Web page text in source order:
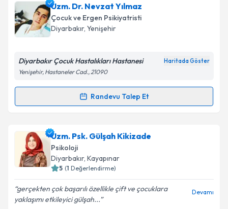
Uzm. Psk. Sadık Suniçin randevu takvimi talebi
oluşturun. Size bu uzmandan randevu almanız için bir
takvim hazırlandığında e-posta ile bilgilendireceğiz.
Kişisel verilerimin işlenmesine ilişkin
Metni'ni okudum ve kişisel verilerimin belirtilen
Takvim Talebini Gönder
Uzm. Dr. Nevzat Yılmaz
Çocuk ve Ergen Psikiyatristi
Diyarbakır, Yenişehir
Diyarbakır Çocuk Hastalıkları Hastanesi Haritada Göster
Yenişehir, Hastaneler Cad., 21090
Randevu Talep Et
Randevu Takvimi Talebi
Uzm. Dr. Nevzat Yılmaziçin randevu takvimi talebi
oluşturun. Size bu uzmandan randevu almanız için bir
takvim hazırlandığında e-posta ile bilgilendireceğiz.
Uzm. Psk. Gülşah Kikizade
Psikoloji
Diyarbakır, Kayapınar
5 (1 Değerlendirme)
gerçekten çok başarılı özellikle çift ve çocuklara
yaklaşımı etkileyici gülşah...
Devamı